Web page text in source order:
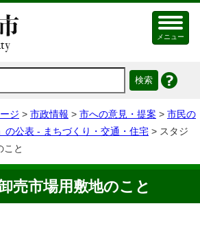
メニュー
ジ > 市政情報 > 市への意見・提案 > 市民の
の公表 - まちづくり・交通・住宅 > スタジ
こと
売市場⽤敷地のこと